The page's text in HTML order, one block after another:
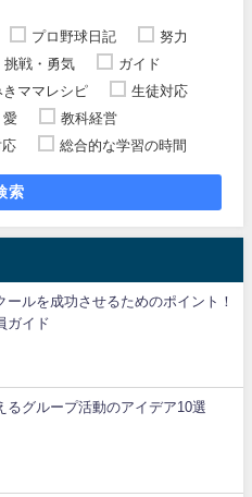
プロ野球日記
努力
挑戦・勇気
ガイド
きママレシピ
生徒対応
愛
教科経営
応 総合的な学習の時間
索
ールを成功させるためのポイント！
ガイド
るグループ活動のアイデア10選